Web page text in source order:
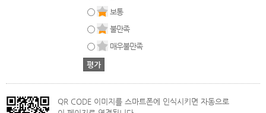
보통
불만족
매우불만족
QR CODE 이미지를 스마트폰에 인식시키면 자동으로